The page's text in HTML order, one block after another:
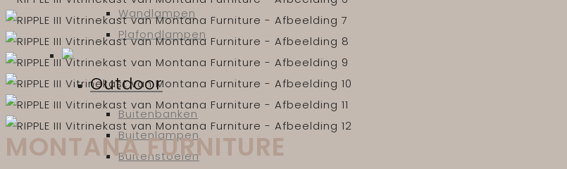
Wandlampen
Plafondlampen
Outdoor
Buitenbanken
Buitenlampen
Buitenstoelen
MONTANA FURNITURE